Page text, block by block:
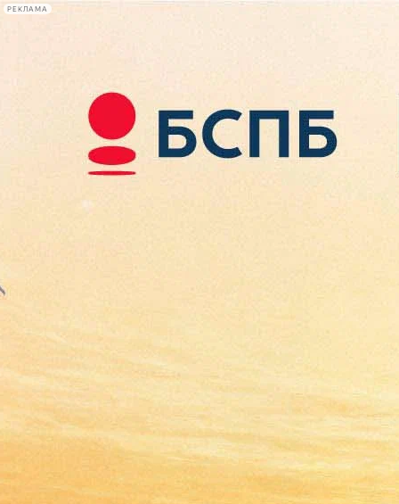
РЕКЛАМА
Сегодня:
2026.08.08
18:28
Афиша Plus
Джейми Дорнан исполнит
главную роль в военном
триллере «Антропоид»